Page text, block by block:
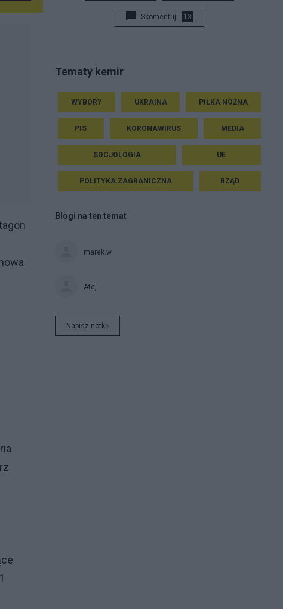
Skomentuj 13
Tematy kemir
WYBORY UKRAINA PIŁKA NOŻNA
PIS KORONAWIRUS MEDIA
SOCJOLOGIA UE
POLITYKA ZAGRANICZNA RZĄD
Blogi na ten temat
marek.w
Atej
Napisz notkę